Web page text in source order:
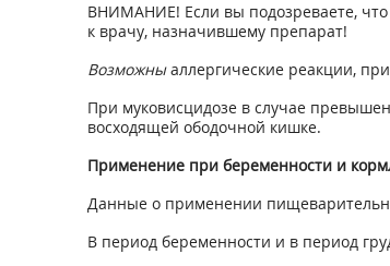
ВНИМАНИЕ! Если вы подозреваете, что
к врачу, назначившему препарат!
Возможныаллергические реакции,
При муковисцидозе в случае
восходящей ободочной кишке.
Применение при беременности и
Данные о применении
В период беременности и в период